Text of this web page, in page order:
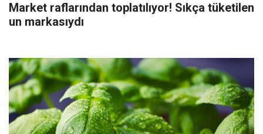
Market raflarından toplatılıyor! Sıkça tüketilen
un markasıydı